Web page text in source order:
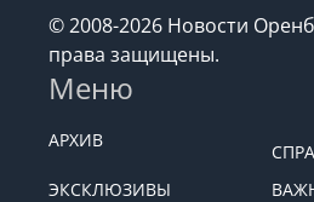
© 2008-2026 Новости
права защищены.
Меню
АРХИВ
ЭКСКЛЮЗИВЫ